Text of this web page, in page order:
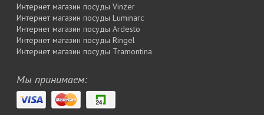
Интернет магазин посуды Vinzer
Интернет магазин посуды Luminarc
Интернет магазин посуды Ardesto
Интернет магазин посуды Rіngel
Интернет магазин посуды Tramontina
Мы принимаем: